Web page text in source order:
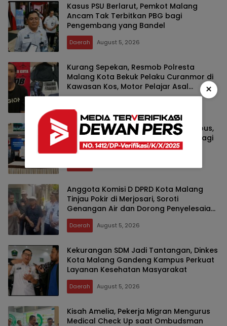
Kasus PSU Berlarut, Pemkot Malang
Ancam Tak Terbitkan PBG bagi
Pengembang yang Bandel
Daerah August 5, 2026
Kurang Sepekan, Resmob Polresta
Malang Kota Bekuk Pelaku Curanmor di
Kawasan Kos, Motor Pelajar Asal
Sumenep Berhasil Diamankan
Pemkot Malang Gandeng Tiga Kampus,
Wahyu Hidayat Ingin Kebijakan Tak Lagi
Hanya Bertumpu pada Birokrasi
Anggota Komisi D DPRD Kota Malang
Tinjau Pokir di Merjosari, Soroti
Genangan Air dan Dorong Penyelesaian
Drainase Secara Gotong Royong
Daerah August 5, 2026
Kekurangan SDM Jadi Tantangan, Dinkes
Kota Malang Gandeng Kampus Perkuat
Layanan Kesehatan Masyarakat
Daerah August 5, 2026
Kisah Amelia, Pekerja Migran Mengurus
Medical Check Up saat Ombudsman
×